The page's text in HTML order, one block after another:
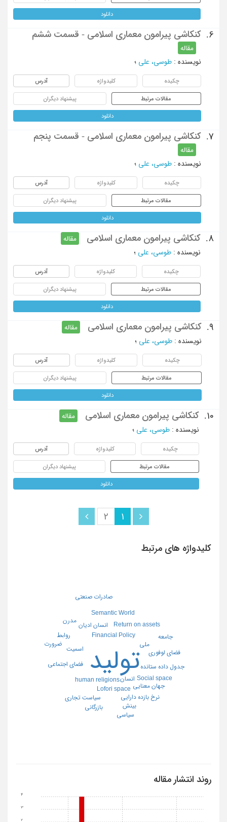
دانلود
6. کنکاشی پیرامون معماری اسلامی - قسمت ششم
مقاله
نویسنده : طوسی، علی ؛
چکیده کلیدواژه آدرس
مقالات مرتبط پیشنهاد دیگران
دانلود
7. کنکاشی پیرامون معماری اسلامی - قسمت پنجم
مقاله
نویسنده : طوسی، علی ؛
چکیده کلیدواژه آدرس
مقالات مرتبط پیشنهاد دیگران
دانلود
8. کنکاشی پیرامون معماری اسلامی
مقاله
نویسنده : طوسی، علی ؛
چکیده کلیدواژه آدرس
مقالات مرتبط پیشنهاد دیگران
دانلود
9. کنکاشی پیرامون معماری اسلامی
مقاله
نویسنده : طوسی، علی ؛
چکیده کلیدواژه آدرس
مقالات مرتبط پیشنهاد دیگران
دانلود
10. کنکاشی پیرامون معماری اسلامی
مقاله
نویسنده : طوسی، علی ؛
چکیده کلیدواژه آدرس
مقالات مرتبط پیشنهاد دیگران
دانلود
1
2
کلیدواژه های مرتبط
تولید
Financial Policy
human religions
Lofori space
Return on assets
Semantic World
Social space
انسان ادیان
جدول داده ستانده
جهان معنایی
سیاست تجاری
فضای اجتماعی
فضای لوفوری
نرخ بازده دارايي
اسمیت
انسان
بازرگانی بینش
جامعه رواﺑﻂ
سیاسی
صادرات صنعتی
ضرورت
مدرن
ملی
روند انتشار مقاله
2
3
4